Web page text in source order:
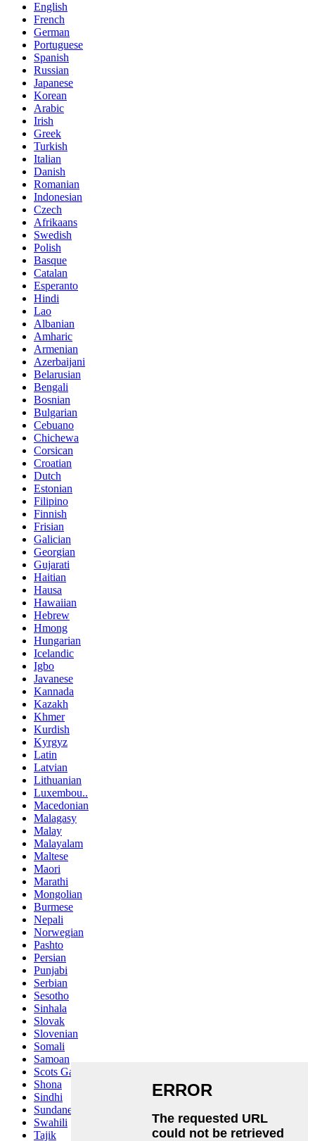
English
French
German
Portuguese
Spanish
Russian
Japanese
Korean
Arabic
Irish
Greek
Turkish
Italian
Danish
Romanian
Indonesian
Czech
Afrikaans
Swedish
Polish
Basque
Catalan
Esperanto
Hindi
Lao
Albanian
Amharic
Armenian
Azerbaijani
Belarusian
Bengali
Bosnian
Bulgarian
Cebuano
Chichewa
Corsican
Croatian
Dutch
Estonian
Filipino
Finnish
Frisian
Galician
Georgian
Gujarati
Haitian
Hausa
Hawaiian
Hebrew
Hmong
Hungarian
Icelandic
Igbo
Javanese
Kannada
Kazakh
Khmer
Kurdish
Kyrgyz
Latin
Latvian
Lithuanian
Luxembou..
Macedonian
Malagasy
Malay
Malayalam
Maltese
Maori
Marathi
Mongolian
Burmese
Nepali
Norwegian
Pashto
Persian
Punjabi
Serbian
Sesotho
Sinhala
Slovak
Slovenian
Somali
Samoan
Scots Gaelic
Shona
Sindhi
Sundanese
Swahili
Tajik